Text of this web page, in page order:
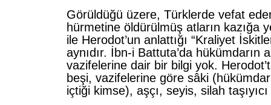
Görüldüğü üzere, Türklerde vefat
hürmetine öldürülmüş atların kazığa
ile Herodot’un anlattığı “Kraliyet
aynıdır. İbn-i Battuta’da hükümdarın
vazifelerine dair bir bilgi yok.
beşi, vazifelerine göre sâki
içtiği kimse), aşçı, seyis, silah